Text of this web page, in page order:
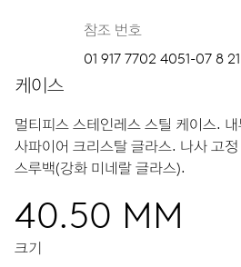
참조 번호
01 917 7702 4051-07 8
케이스
멀티피스 스테인레스 스틸 케이스.
사파이어 크리스탈 글라스. 나사 고
스루백(강화 미네랄 글라스).
40.50 MM
크기